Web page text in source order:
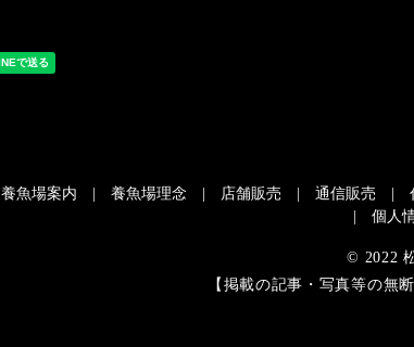
養魚場案内 養魚場理念 店舗販売 通信販売
個人
© 2022
【掲載の記事・写真等の無